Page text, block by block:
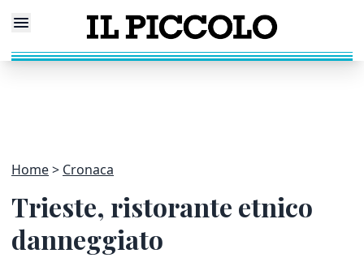
Home Cronaca
Trieste, ristorante etnico
danneggiato